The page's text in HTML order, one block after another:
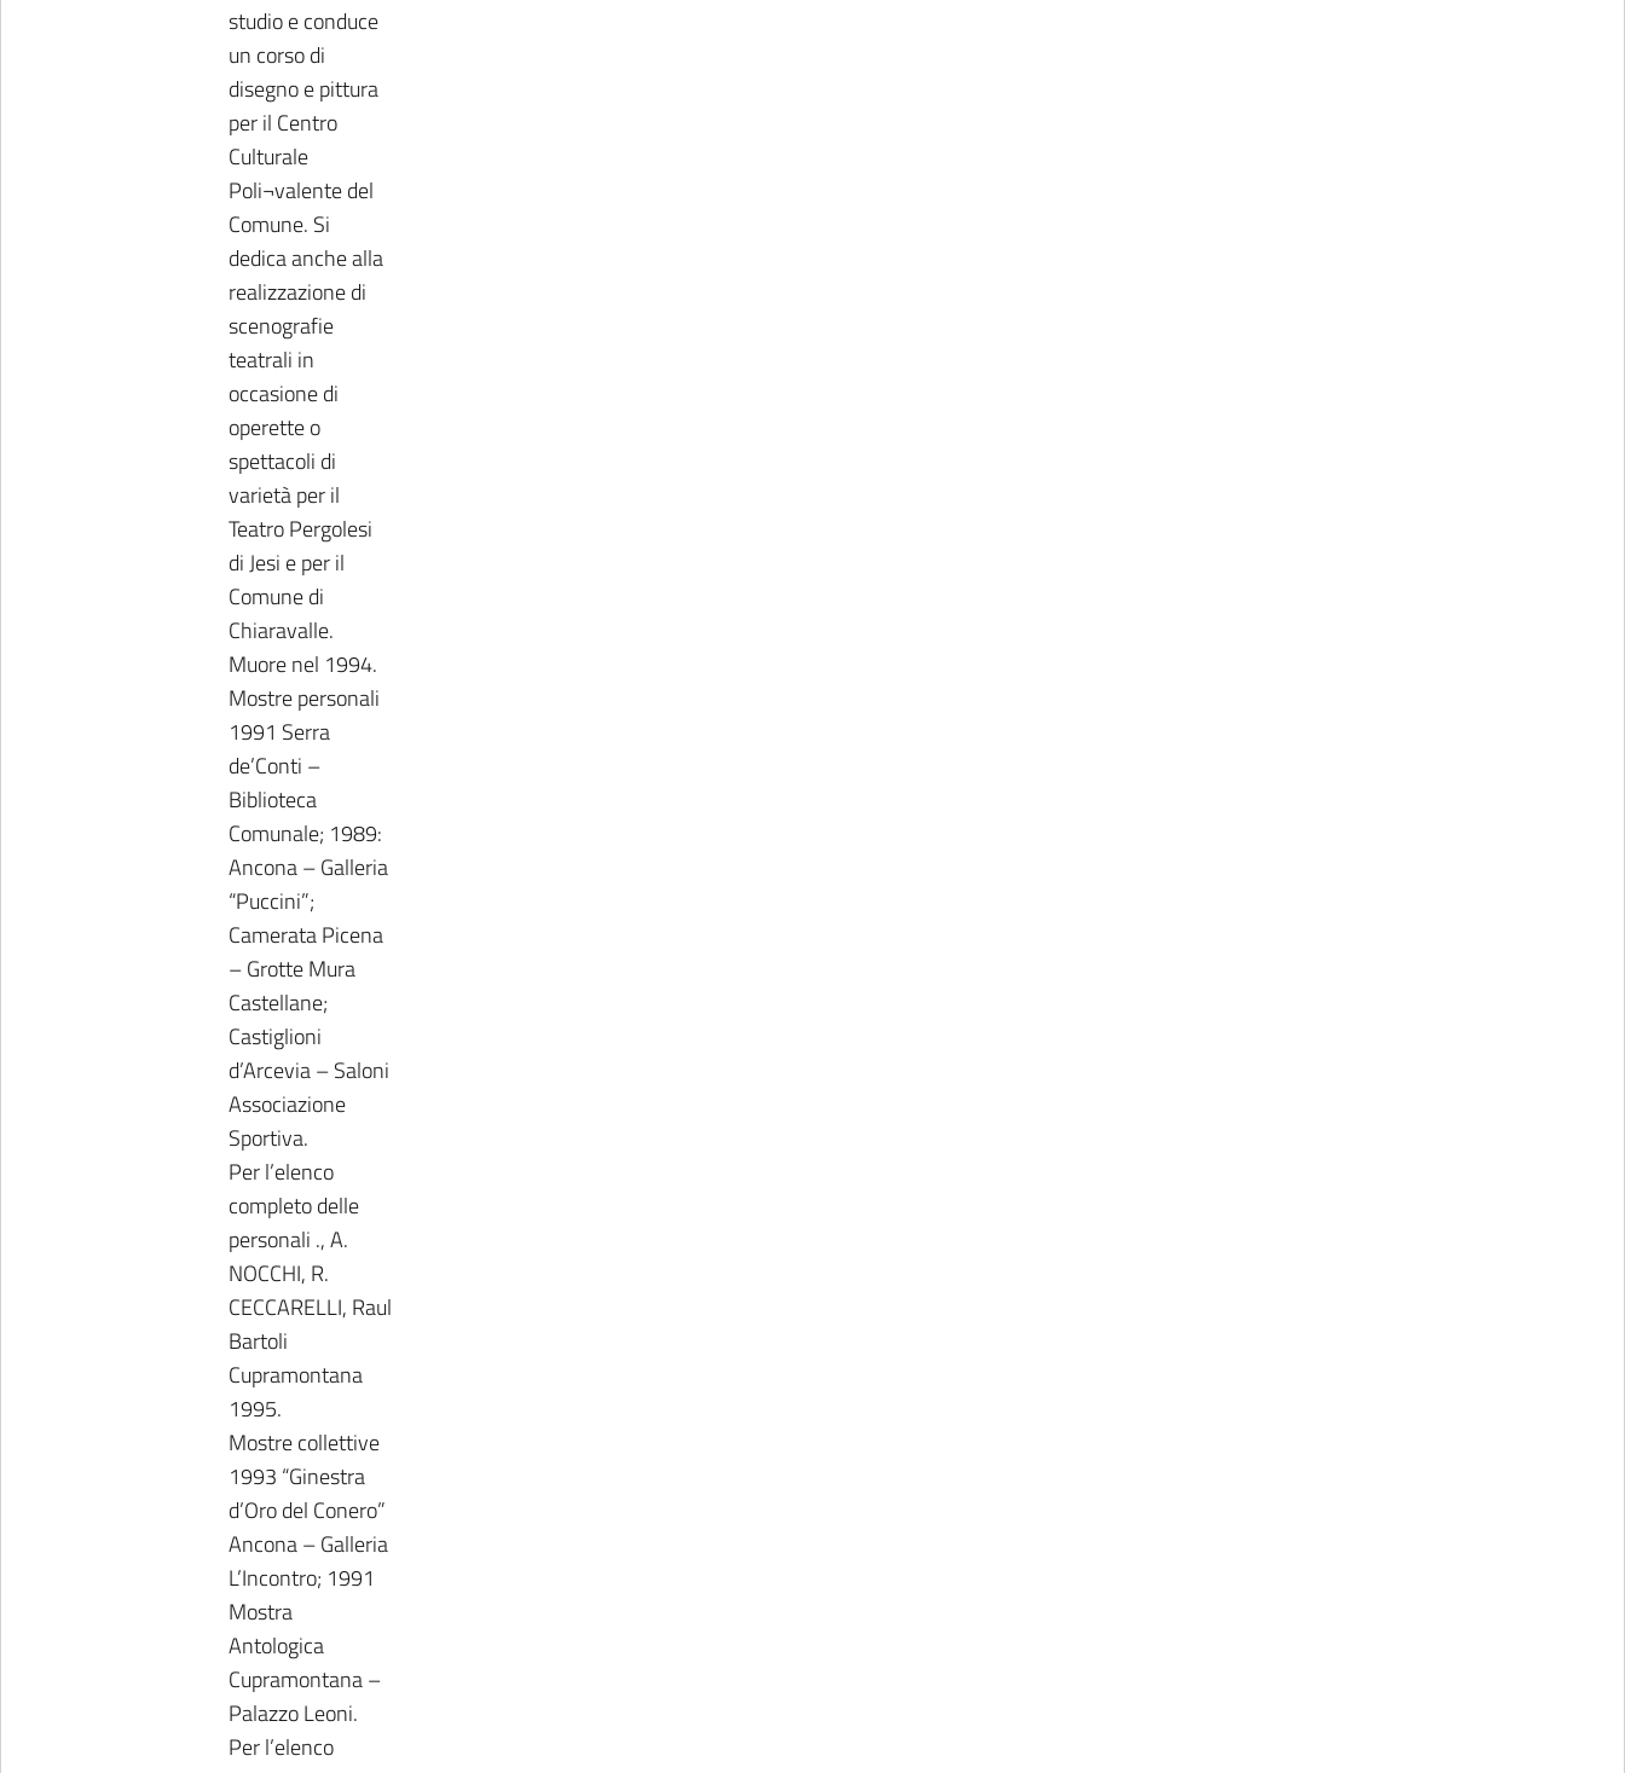
studio e conduce
un corso di
disegno e pittura
per il Centro
Culturale
Poli¬valente del
Comune. Si
dedica anche alla
realizzazione di
scenografie
teatrali in
occasione di
operette o
spettacoli di
varietà per il
Teatro Pergolesi
di Jesi e per il
Comune di
Chiaravalle.
Muore nel 1994.
Mostre personali
1991 Serra
de’Conti –
Biblioteca
Comunale; 1989:
Ancona – Galleria
“Puccini”;
Camerata Picena
– Grotte Mura
Castellane;
Castiglioni
d’Arcevia – Saloni
Associazione
Sportiva.
Per l’elenco
completo delle
personali ., A.
NOCCHI, R.
CECCARELLI, Raul
Bartoli
Cupramontana
1995.
Mostre collettive
1993 “Ginestra
d’Oro del Conero”
Ancona – Galleria
L’Incontro; 1991
Mostra
Antologica
Cupramontana –
Palazzo Leoni.
Per l’elenco